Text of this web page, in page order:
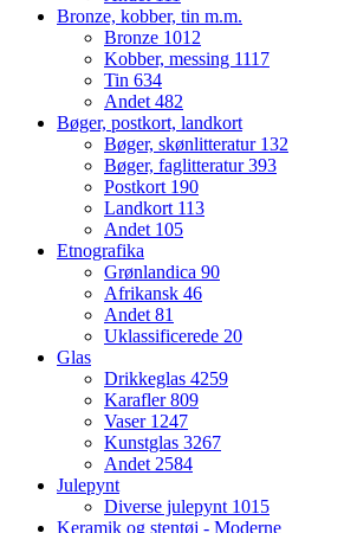
Bronze, kobber, tin m.m.
Bronze 1012
Kobber, messing 1117
Tin 634
Andet482
Bøger, postkort, landkort
Bøger, skønlitteratur 132
Bøger, faglitteratur393
Postkort 190
Landkort 113
Andet 105
Etnografika
Grønlandica 90
Afrikansk 46
Andet81
Uklassificerede 20
Glas
Drikkeglas 4259
Karafler809
Vaser 1247
Kunstglas 3267
Andet2584
Julepynt
Diverse julepynt 1015
Keramik og stentøj - Moderne